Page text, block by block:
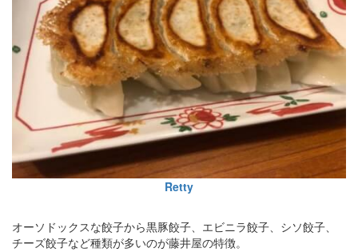
Retty
オーソドックスな餃子から黒豚餃子、エビニラ餃子、シソ餃子、
チーズ餃子など種類が多いのが藤井屋の特徴。